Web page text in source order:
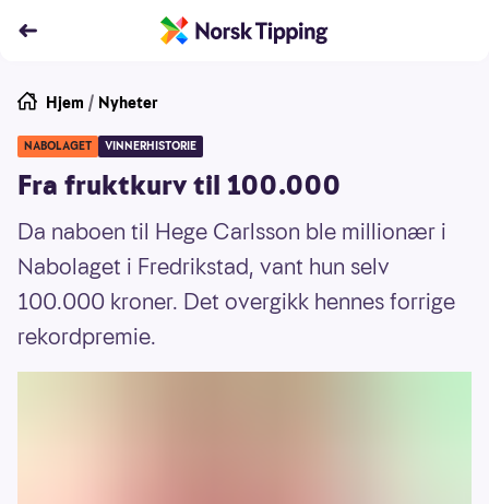
Hjem / Nyheter
NABOLAGET VINNERHISTORIE
Fra fruktkurv til 100.000
Da naboen til Hege Carlsson ble millionær i
Nabolaget i Fredrikstad, vant hun selv
100.000 kroner. Det overgikk hennes forrige
rekordpremie.